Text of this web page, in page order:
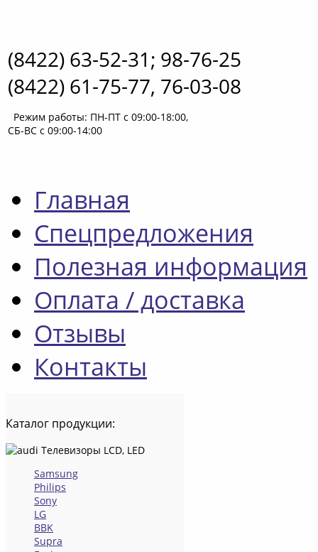
(8422) 63-52-31; 98-76-25
(8422) 61-75-77, 76-03-08
Режим работы: ПН-ПТ с 09:00-18:00,
СБ-ВС с 09:00-14:00
Главная
Спецпредложения
Полезная информация
Оплата / доставка
Отзывы
Контакты
Каталог продукции:
Телевизоры LCD, LED
Samsung
Philips
Sony
LG
BBK
Supra